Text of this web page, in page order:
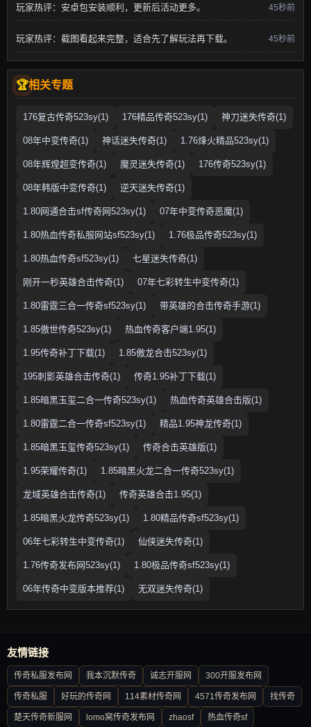
玩家热评：安卓包安装顺利，更新后活动更多。 45秒前
玩家热评：截图看起来完整，适合先了解玩法再下载。 45秒前
相关专题
176复古传奇523sy(1) 176精品传奇523sy(1) 神刀迷失传奇(1)
08年中变传奇(1) 神话迷失传奇(1) 1.76烽火精品523sy(1)
08年辉煌超变传奇(1) 魔灵迷失传奇(1) 176传奇523sy(1)
08年韩版中变传奇(1) 逆天迷失传奇(1)
1.80网通合击sf传奇网523sy(1) 07年中变传奇恶魔(1)
1.80热血传奇私服网站sf523sy(1) 1.76极品传奇523sy(1)
1.80热血传奇sf523sy(1) 七星迷失传奇(1)
刚开一秒英雄合击传奇(1) 07年七彩转生中变传奇(1)
1.80雷霆三合一传奇sf523sy(1) 带英雄的合击传奇手游(1)
1.85傲世传奇523sy(1) 热血传奇客户端1.95(1)
1.95传奇补丁下载(1) 1.85傲龙合击523sy(1)
195刺影英雄合击传奇(1) 传奇1.95补丁下载(1)
1.85暗黑玉玺二合一传奇523sy(1) 热血传奇英雄合击版(1)
1.80雷霆二合一传奇sf523sy(1) 精品1.95神龙传奇(1)
1.85暗黑玉玺传奇523sy(1) 传奇合击英雄版(1)
1.95荣耀传奇(1) 1.85暗黑火龙二合一传奇523sy(1)
龙域英雄合击传奇(1) 传奇英雄合击1.95(1)
1.85暗黑火龙传奇523sy(1) 1.80精品传奇sf523sy(1)
06年七彩转生中变传奇(1) 仙侠迷失传奇(1)
1.76传奇发布网523sy(1) 1.80极品传奇sf523sy(1)
06年传奇中变版本推荐(1) 无双迷失传奇(1)
友情链接
传奇私服发布网 我本沉默传奇 诚志开服网 300开服发布网
传奇私服 好玩的传奇网 114素材传奇网 4571传奇发布网 找传奇
楚天传奇新服网 lomo窝传奇发布网 zhaosf 热血传奇sf